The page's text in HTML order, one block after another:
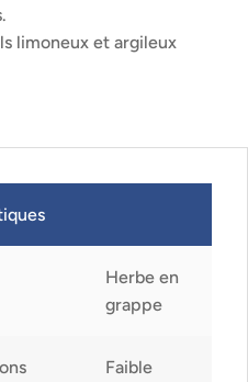
limoneux et argileux
Herbe en
grappe
Faible